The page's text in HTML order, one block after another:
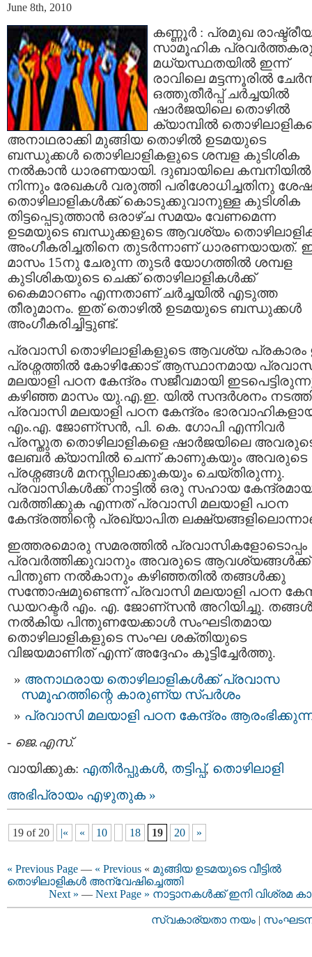
June 8th, 2010
കണ്ണൂര്‍ : പ്രമുഖ
സാമൂഹിക
മധ്യസ്ഥതയില്‍ ഇന്ന്
രാവിലെ മട്ടന്നൂരില്‍
ഒത്തുതീര്‍പ്പ്‌ ചര്‍ച്ചയില്‍
ഷാര്‍ജയിലെ തൊഴില്‍
ക്യാമ്പില്‍
അനാഥരാക്കി മുങ്ങിയ തൊഴില്‍ ഉടമയുടെ
ബന്ധുക്കള്‍ തൊഴിലാളികളുടെ ശമ്പള കുടിശിക
നല്‍കാന്‍ ധാരണയായി. ദുബായിലെ കമ്പനിയില്‍
നിന്നും രേഖകള്‍ വരുത്തി പരിശോധിച്ചതിനു
തൊഴിലാളികള്‍ക്ക് കൊടുക്കുവാനുള്ള കുടിശിക
തിട്ടപ്പെടുത്താന്‍ ഒരാഴ്ച സമയം വേണമെന്ന
ഉടമയുടെ ബന്ധുക്കളുടെ ആവശ്യം
അംഗീകരിച്ചതിനെ തുടര്‍ന്നാണ് ധാരണയായത്.
മാസം 15നു ചേരുന്ന തുടര്‍ യോഗത്തില്‍ ശമ്പള
കുടിശികയുടെ ചെക്ക് തൊഴിലാളികള്‍ക്ക്‌
കൈമാറണം എന്നതാണ് ചര്‍ച്ചയില്‍ എടുത്ത
തീരുമാനം. ഇത് തൊഴില്‍ ഉടമയുടെ ബന്ധുക്കള്‍
അംഗീകരിച്ചിട്ടുണ്ട്.
പ്രവാസി തൊഴിലാളികളുടെ ആവശ്യ
പ്രശ്നത്തില്‍ കോഴിക്കോട്‌ ആസ്ഥാനമായ
മലയാളി പഠന കേന്ദ്രം സജീവമായി
കഴിഞ്ഞ മാസം യു.എ.ഇ. യില്‍ സന്ദര്‍ശനം
പ്രവാസി മലയാളി പഠന കേന്ദ്രം
എം.എ. ജോണ്സന്‍, പി. കെ. ഗോപി എന്നിവര്‍
പ്രസ്തുത തൊഴിലാളികളെ ഷാര്‍ജയിലെ
ലേബര്‍ ക്യാമ്പില്‍ ചെന്ന് കാണുകയും അവരുടെ
പ്രശ്നങ്ങള്‍ മനസ്സിലാക്കുകയും ചെയ്തിരുന്നു.
പ്രവാസികള്‍ക്ക്‌ നാട്ടില്‍ ഒരു സഹായ
വര്‍ത്തിക്കുക എന്നത് പ്രവാസി മലയാളി പഠന
കേന്ദ്രത്തിന്റെ പ്രഖ്യാപിത
ഇത്തരമൊരു സമരത്തില്‍ പ്രവാസികളോടൊപ്പം
പ്രവര്‍ത്തിക്കുവാനും അവരുടെ ആവശ്യങ്ങള്‍ക്ക്
പിന്തുണ നല്‍കാനും കഴിഞ്ഞതില്‍ തങ്ങള്‍ക്കു
സന്തോഷമുണ്ടെന്ന് പ്രവാസി മലയാളി പഠന
ഡയറക്ടര്‍ എം. എ. ജോണ്സന്‍ അറിയിച്ചു. തങ്ങള്‍
നല്‍കിയ പിന്തുണയേക്കാള്‍ സംഘടിതമായ
തൊഴിലാളികളുടെ സംഘ ശക്തിയുടെ
വിജയമാണിത് എന്ന് അദ്ദേഹം കൂട്ടിച്ചേര്‍ത്തു.
അനാഥരായ തൊഴിലാളികള്‍ക്ക്‌ പ്രവാസ
സമൂഹത്തിന്റെ കാരുണ്യ സ്പര്‍ശം
പ്രവാസി മലയാളി പഠന കേന്ദ്രം
- ജെ.എസ്.
വായിക്കുക: എതിര്‍പ്പുകള്‍, തട്ടിപ്പ്‌, തൊഴിലാളി
അഭിപ്രായം എഴുതുക »
19 of 20 |« « 10 18 19 20 »
« Previous Page — « Previous « മുങ്ങിയ ഉടമയുടെ വീട്ടില്‍
തൊഴിലാളികള്‍ അന്വേഷിച്ചെത്തി
Next » — Next Page » നാട്ടാനകള്‍ക്ക് ഇനി വിശ്രമ
സ്വകാര്യതാ നയം |